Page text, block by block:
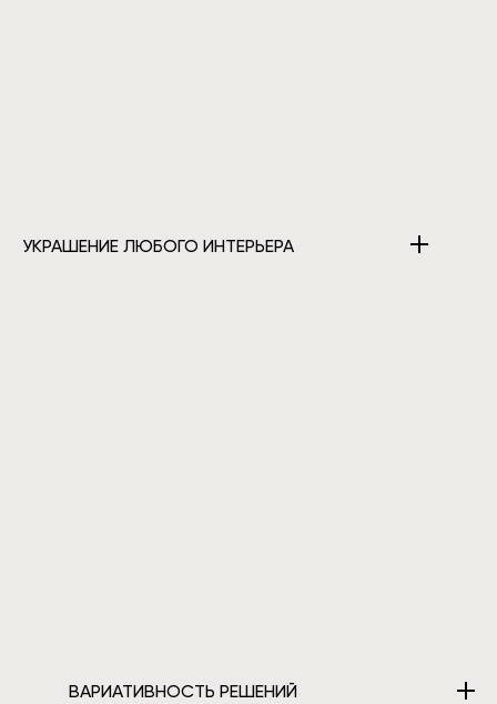
УКРАШЕНИЕ ЛЮБОГО ИНТЕРЬЕРА
ВАРИАТИВНОСТЬ РЕШЕНИЙ